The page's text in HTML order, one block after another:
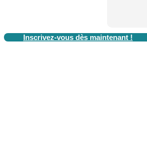
Inscrivez-vous dès maintenant !